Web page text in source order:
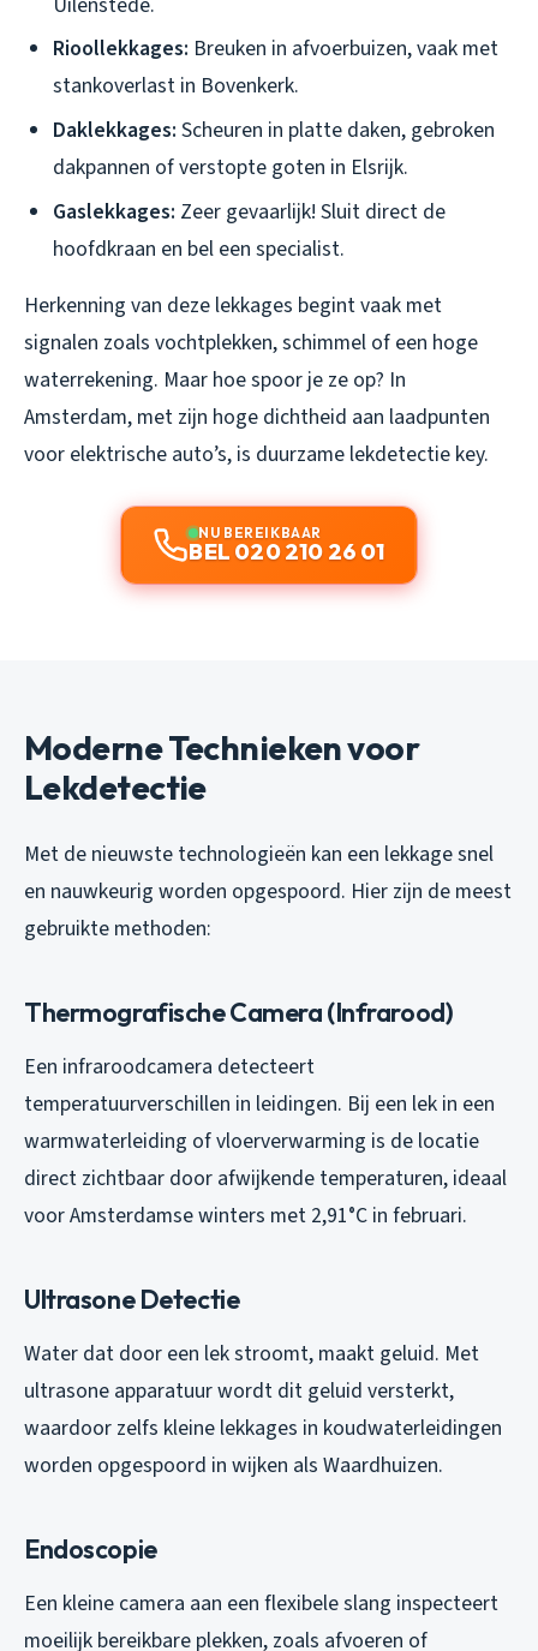
Rioollekkages: Breuken in afvoerbuizen, vaak met
stankoverlast in Bovenkerk.
Daklekkages: Scheuren in platte daken, gebroken
dakpannen of verstopte goten in Elsrijk.
Gaslekkages: Zeer gevaarlijk! Sluit direct de
hoofdkraan en bel een specialist.
Herkenning van deze lekkages begint vaak met
signalen zoals vochtplekken, schimmel of een hoge
waterrekening. Maar hoe spoor je ze op? In
Amsterdam, met zijn hoge dichtheid aan laadpunten
voor elektrische auto’s, is duurzame lekdetectie key.
NU BEREIKBAAR
BEL 020 210 26 01
Moderne Technieken voor
Lekdetectie
Met de nieuwste technologieën kan een lekkage snel
en nauwkeurig worden opgespoord. Hier zijn de meest
gebruikte methoden:
Thermografische Camera (Infrarood)
Een infraroodcamera detecteert
temperatuurverschillen in leidingen. Bij een lek in een
warmwaterleiding of vloerverwarming is de locatie
direct zichtbaar door afwijkende temperaturen, ideaal
voor Amsterdamse winters met 2,91°C in februari.
Ultrasone Detectie
Water dat door een lek stroomt, maakt geluid. Met
ultrasone apparatuur wordt dit geluid versterkt,
waardoor zelfs kleine lekkages in koudwaterleidingen
worden opgespoord in wijken als Waardhuizen.
Endoscopie
Een kleine camera aan een flexibele slang inspecteert
moeilijk bereikbare plekken, zoals afvoeren of